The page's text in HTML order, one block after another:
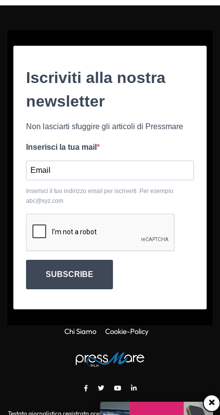
×
Iscriviti alla nostra
newsletter
Non lasciarti sfuggire gli articoli di Pressmare
Inserisci la tua mail
Inserisci il tuo indirizzo email per iscriverti. Per esempio
abc@xyz.com
SUBSCRIBE
Chi Siamo Cookie-Policy
Testata giornalistica registrata presso il Tribunale di Roma con autorizzazione